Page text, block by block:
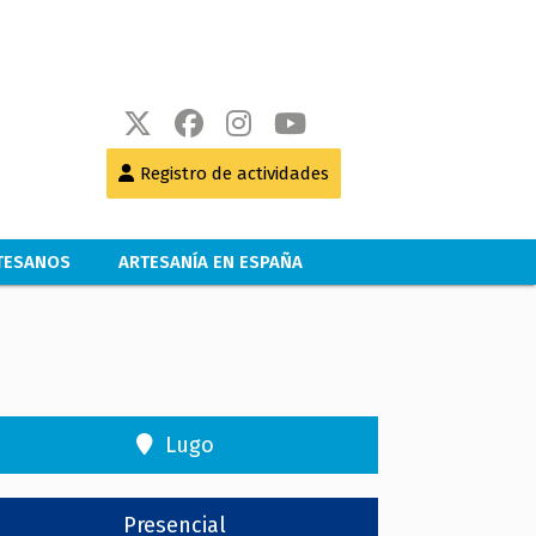
Registro de actividades
ARTESANÍA EN ESPAÑA
Lugo
Presencial